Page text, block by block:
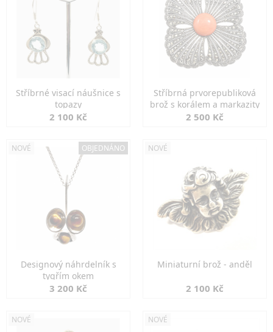
Stříbrné visací náušnice s
topazy
2 100 Kč
Stříbrná prvorepubliková
brož s korálem a markazity
2 500 Kč
NOVÉ OBJEDNÁNO
Designový náhrdelník s
tygřím okem
3 200 Kč
NOVÉ
Miniaturní brož - anděl
2 100 Kč
NOVÉ NOVÉ